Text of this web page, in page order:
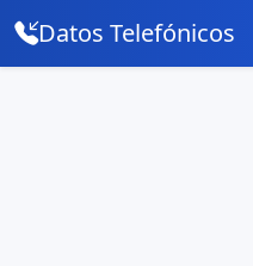
Datos Telefónicos